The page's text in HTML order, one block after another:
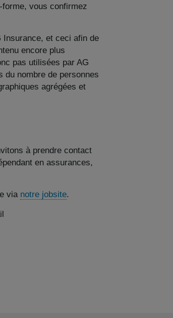
vous confirmez
Insurance, et ceci afin de
encore plus
pas utilisées par AG
du nombre de personnes
agrégées et
à prendre contact
en assurances,
via notre jobsite.